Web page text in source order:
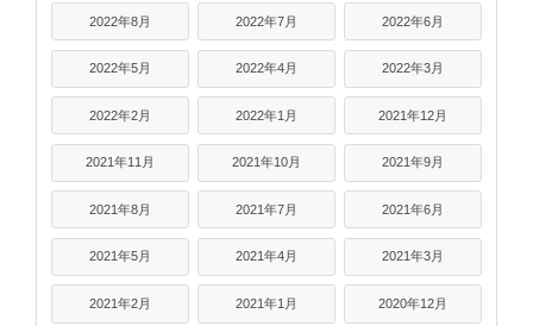
2022年8月 2022年7月 2022年6月
2022年5月 2022年4月 2022年3月
2022年2月 2022年1月 2021年12月
2021年11月 2021年10月 2021年9月
2021年8月 2021年7月 2021年6月
2021年5月 2021年4月 2021年3月
2021年2月 2021年1月 2020年12月